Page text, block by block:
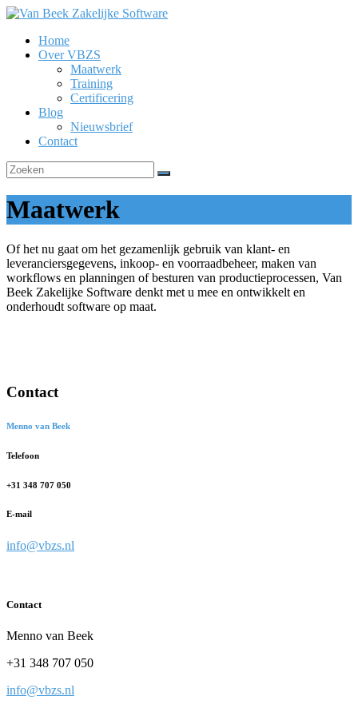
Ga
inhoud
Van
Beek
Zakelijke
Software
Home
Over VBZS
Maatwerk
Training
Certificering
Blog
Nieuwsbrief
Contact
Maatwerk
Of het nu gaat om het gezamenlijk gebruik van klant- en
leveranciersgegevens, inkoop- en voorraadbeheer, maken van
workflows en planningen of besturen van productieprocessen, Van
Beek Zakelijke Software denkt met u mee en ontwikkelt en
onderhoudt software op maat.
Contact
Menno van Beek
Telefoon
+31 348 707 050
E-mail
info@vbzs.nl
Contact
Menno van Beek
+31 348 707 050
info@vbzs.nl